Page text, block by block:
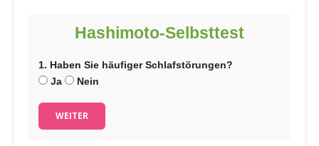
Hashimoto-Selbsttest
1. Haben Sie häufiger Schlafstörungen?
Ja
Nein
WEITER